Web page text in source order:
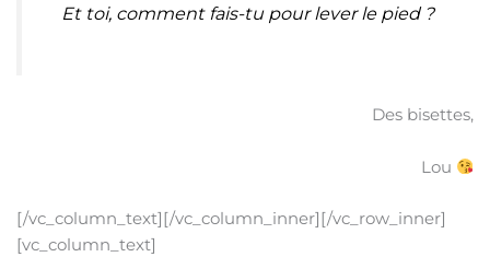
Et toi, comment fais-tu pour lever le pied ?
Des bisettes,
Lou
[/vc_column_text][/vc_column_inner][/vc_row_inner]
[vc_column_text]